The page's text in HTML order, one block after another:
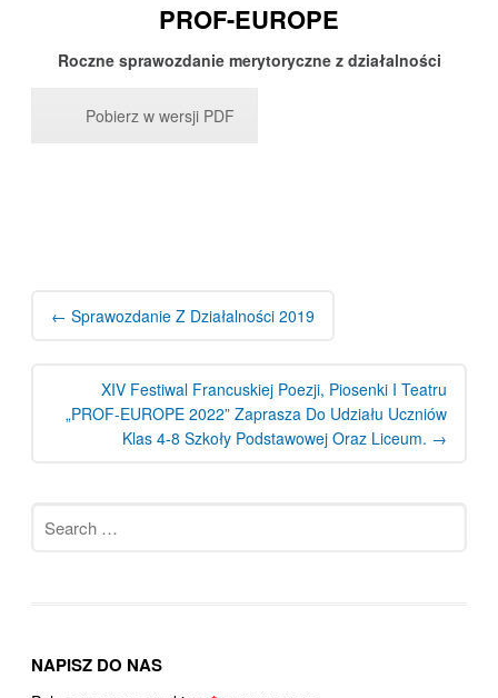
PROF-EUROPE
Roczne sprawozdanie merytoryczne z działalności
Pobierz w wersji PDF
← Sprawozdanie Z Działalności 2019
XIV Festiwal Francuskiej Poezji, Piosenki I Teatru
„PROF-EUROPE 2022” Zaprasza Do Udziału Uczniów
Klas 4-8 Szkoły Podstawowej Oraz Liceum. →
for:
NAPISZ DO NAS